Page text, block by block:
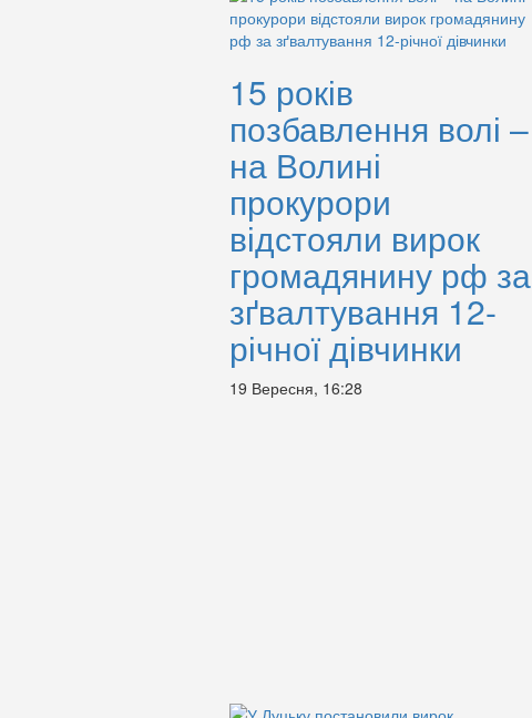
15 років
позбавлення волі –
на Волині
прокурори
відстояли вирок
громадянину рф за
зґвалтування 12-
річної дівчинки
19 Вересня, 16:28